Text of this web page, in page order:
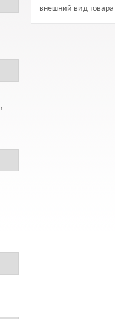
внешний вид товара